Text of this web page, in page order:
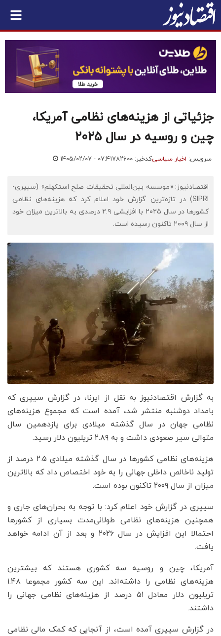
جزئیاتی از هزینه‌های نظامی آمریکا،
چین و روسیه در سال ۲۰۲۵
سرویس: اخبار سیاسیکدخبر: ۷۸۲۶۰۰ ۱۴۰۵/۰۲/۰۷ - ۰۷:۴۱
اقتصادنیوز: «موسسه بین‌المللی تحقیقات صلح استکهلم» (سیپری-
SIPRI) در تازه‌ترین گزارش خود اعلام کرد که هزینه‌های نظامی
کشورها در سال ۲۰۲۵ با افزایشی ۲.۹ درصدی به بالاترین میزان خود
از سال ۲۰۰۹ تاکنون رسیده است.
به گزارش اقتصادنیوز به نقل از ایرنا، در گزارش سیپری که
بامداد دوشنبه منتشر شد، آمده است که مجموع هزینه‌های
نظامی جهان در سال گذشته میلادی برای یازدهمین سال
متوالی سیر صعودی داشت و به ۲.۸۹ تریلیون دلار رسید.
هزینه‌های نظامی کشورها در سال گذشته میلادی ۲.۵ درصد از
تولید ناخالص داخلی جهانی را به خود اختصاص داد که بالاترین
میزان از سال ۲۰۰۹ تاکنون بوده است.
سیپری در گزارش خود اعلام کرد: با توجه به بحران‌های جاری و
همچنین هزینه‌های نظامی طولانی‌مدت بسیاری از کشورها
احتمالا این افزایش در سال ۲۰۲۶ و بعد از آن ادامه خواهد
یافت.
آمریکا، چین و روسیه سه کشوری هستند که بیشترین
هزینه‌های نظامی را داشته‌اند. این سه کشور مجموعا ۱.۴۸
تریلیون دلار معادل ۵۱ درصد از هزینه‌های نظامی جهانی را
داشتند.
در گزارش سیپری آمده است، از آنجایی که کمک مالی نظامی